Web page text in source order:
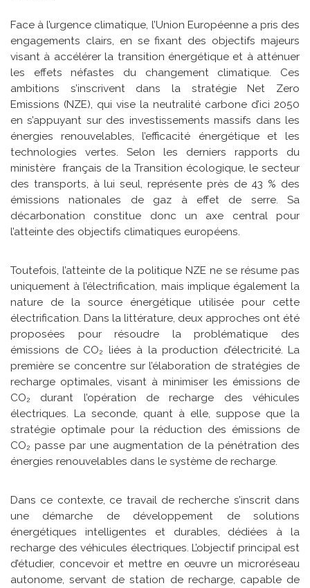
Face à l’urgence climatique, l’Union Européenne a pris des
engagements clairs, en se fixant des objectifs majeurs
visant à accélérer la transition énergétique et à atténuer
les effets néfastes du changement climatique. Ces
ambitions s’inscrivent dans la stratégie Net Zero
Emissions (NZE), qui vise la neutralité carbone d’ici 2050
en s’appuyant sur des investissements massifs dans les
énergies renouvelables, l’efficacité énergétique et les
technologies vertes. Selon les derniers rapports du
ministère français de la Transition écologique, le secteur
des transports, à lui seul, représente près de 43 % des
émissions nationales de gaz à effet de serre. Sa
décarbonation constitue donc un axe central pour
l’atteinte des objectifs climatiques européens.
Toutefois, l’atteinte de la politique NZE ne se résume pas
uniquement à l’électrification, mais implique également la
nature de la source énergétique utilisée pour cette
électrification. Dans la littérature, deux approches ont été
proposées pour résoudre la problématique des
émissions de CO₂ liées à la production d’électricité. La
première se concentre sur l’élaboration de stratégies de
recharge optimales, visant à minimiser les émissions de
CO₂ durant l’opération de recharge des véhicules
électriques. La seconde, quant à elle, suppose que la
stratégie optimale pour la réduction des émissions de
CO₂ passe par une augmentation de la pénétration des
énergies renouvelables dans le système de recharge.
Dans ce contexte, ce travail de recherche s’inscrit dans
une démarche de développement de solutions
énergétiques intelligentes et durables, dédiées à la
recharge des véhicules électriques. L’objectif principal est
d’étudier, concevoir et mettre en œuvre un microréseau
autonome, servant de station de recharge, capable de